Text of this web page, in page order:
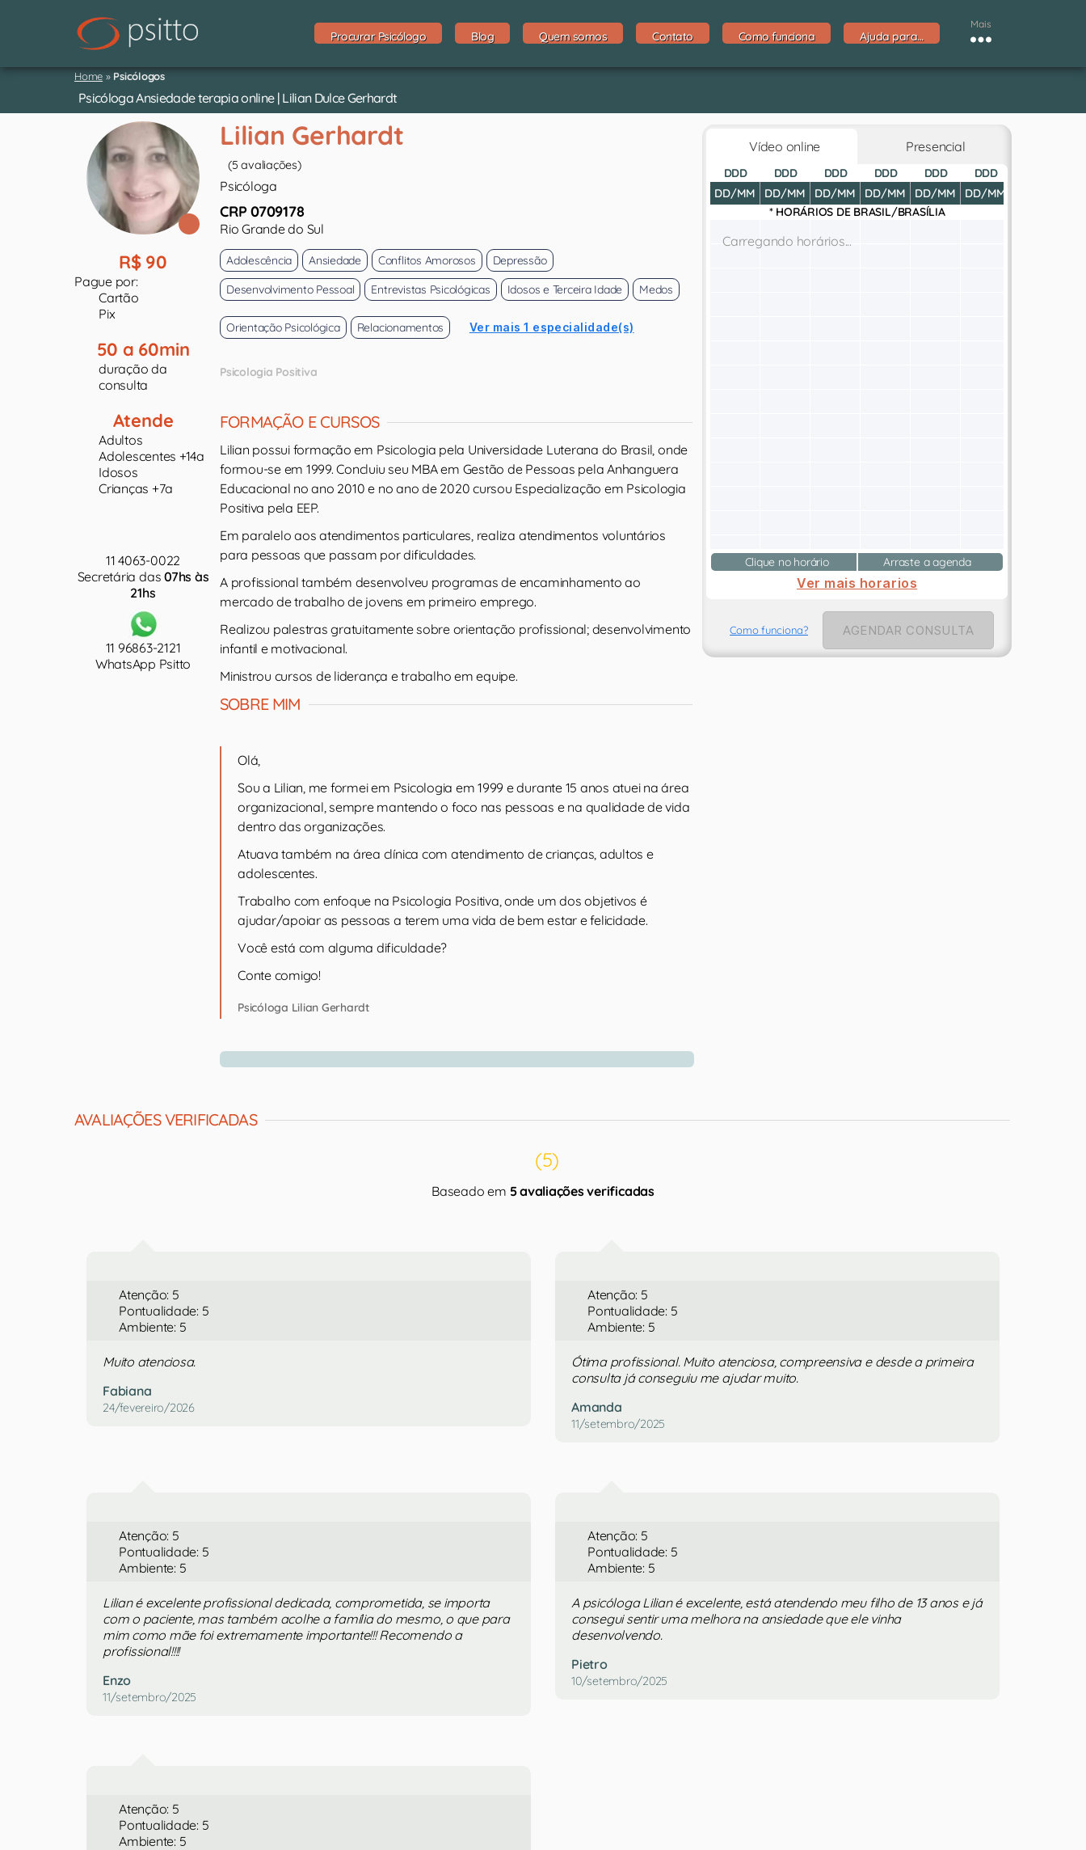
Procurar Psicólogo Blog Quem somos Contato Como funciona Ajuda para…
Mais
Home » Psicólogos
Psicóloga Ansiedade terapia online | Lilian Dulce Gerhardt
R$ 90
Pague por:
Cartão
Pix
50 a 60min
duração da
consulta
Atende
Adultos
Adolescentes +14a
Idosos
Crianças +7a
11 4063-0022
Secretária das07hs às
21hs
11 96863-2121
WhatsApp Psitto
Lilian Gerhardt
(5 avaliações)
Psicóloga
CRP 0709178
Rio Grande do Sul
Adolescência Ansiedade Conflitos Amorosos
Depressão
Desenvolvimento Pessoal
Entrevistas Psicológicas Idosos e Terceira Idade Medos
Orientação Psicológica Relacionamentos Ver mais 1 especialidade(s)
Psicologia Positiva
FORMAÇÃO E CURSOS
Lilian possui formação em Psicologia pela Universidade Luterana do Brasil, onde
formou-se em 1999. Concluiu seu MBA em Gestão de Pessoas pela Anhanguera
Educacional no ano 2010 e no ano de 2020 cursou Especialização em Psicologia
Positiva pela EEP.
Em paralelo aos atendimentos particulares, realiza atendimentos voluntários
para pessoas que passam por dificuldades.
A profissional também desenvolveu programas de encaminhamento ao
mercado de trabalho de jovens em primeiro emprego.
Realizou palestras gratuitamente sobre orientação profissional; desenvolvimento
infantil e motivacional.
Ministrou cursos de liderança e trabalho em equipe.
SOBRE MIM
Olá,
Sou a Lilian, me formei em Psicologia em 1999 e durante 15 anos atuei na área
organizacional, sempre mantendo o foco nas pessoas e na qualidade de vida
dentro das organizações.
Atuava também na área clínica com atendimento de crianças, adultos e
adolescentes.
Trabalho com enfoque na Psicologia Positiva, onde um dos objetivos é
ajudar/apoiar as pessoas a terem uma vida de bem estar e felicidade.
Você está com alguma dificuldade?
Conte comigo!
Psicóloga Lilian Gerhardt
Vídeo online Presencial
DDD
DD/MM
DDD
DD/MM
DDD
DD/MM
DDD
DD/MM
DDD
DD/MM
DDD
DD/MM
* HORÁRIOS DE BRASIL/BRASÍLIA
Carregando horários...
Clique no horário Arraste a agenda
Ver mais horarios
Como funciona? AGENDAR CONSULTA
AVALIAÇÕES VERIFICADAS
(5)
Baseado em 5 avaliações verificadas
Atenção: 5
Pontualidade: 5
Ambiente: 5
Muito atenciosa.
Fabiana
24/fevereiro/2026
Atenção: 5
Pontualidade: 5
Ambiente: 5
Ótima profissional. Muito atenciosa, compreensiva e desde a primeira
consulta já conseguiu me ajudar muito.
Amanda
11/setembro/2025
Atenção: 5
Pontualidade: 5
Ambiente: 5
Lilian é excelente profissional dedicada, comprometida, se importa
com o paciente, mas também acolhe a família do mesmo, o que para
mim como mãe foi extremamente importante!!! Recomendo a
profissional!!!!
Enzo
11/setembro/2025
Atenção: 5
Pontualidade: 5
Ambiente: 5
A psicóloga Lilian é excelente, está atendendo meu filho de 13 anos e já
consegui sentir uma melhora na ansiedade que ele vinha
desenvolvendo.
Pietro
10/setembro/2025
Atenção: 5
Pontualidade: 5
Ambiente: 5